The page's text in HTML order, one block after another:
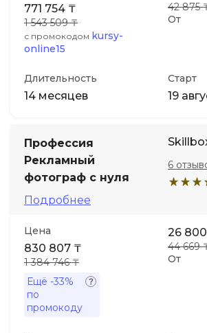
771 754 ₸
1 543 509 ₸
с промокодом kursy-
online15
От
42 875
Длительность
14 месяцев
Старт
19
Профессия
Рекламный
фотограф с нуля
Подробнее
6
Цена
830 807 ₸
1 384 746 ₸
Ещё -33%
по
промокоду
От
26
44 669